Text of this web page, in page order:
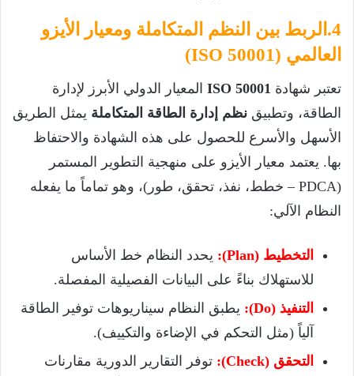
4.الربط بين النظم المتكاملة ومعيار الأيزو
العالمي (ISO 50001)
تعتبر شهادة ISO 50001 المعيار الدولي الأبرز لإدارة
الطاقة، وتطبيق نظم إدارة الطاقة المتكاملة يمثل الطريق
الأسهل والأسرع للحصول على هذه الشهادة والاحتفاظ
بها. يعتمد معيار الأيزو على منهجية التطوير المستمر
(PDCA – خطط، نفذ، تحقق، طور)، وهو تماماً ما يفعله
النظام الآلي:
التخطيط (Plan):
يحدد النظام خط الأساس
للاستهلاك بناءً على البيانات الفصيلية المفصلة.
التنفيذ (Do):
يطبق النظام سيناريوهات توفير الطاقة
آلياً (مثل التحكم في الإضاءة والتكييف).
التحقق (Check):
توفر التقارير الدورية مقارنات